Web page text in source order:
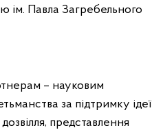
ім. Павла Загребельного
– науковим
за підтримку ідеї
представлення